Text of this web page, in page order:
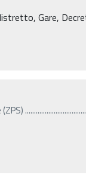
Gare,